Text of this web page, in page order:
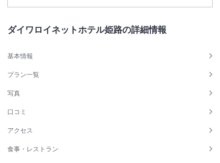
ダイワロイネットホテル姫路の詳細情報
基本情報
プラン一覧
写真
口コミ
アクセス
食事・レストラン